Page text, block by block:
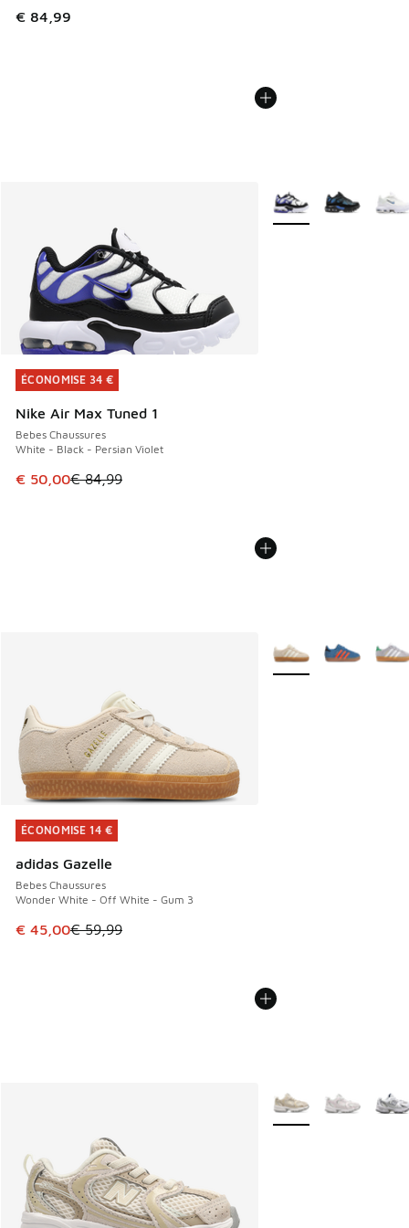
€ 84,99
ÉCONOMISE 34 €
Nike Air Max Tuned 1
Bebes Chaussures
White - Black - Persian Violet
Cet article est en promotion. Prix en baisse de € 84,99 à
€ 50,00€ 84,99
ÉCONOMISE 34 €
Plus de couleurs
ÉCONOMISE 14 €
adidas Gazelle
Bebes Chaussures
Wonder White - Off White - Gum 3
Cet article est en promotion. Prix en baisse de € 59,99 à
€ 45,00€ 59,99
ÉCONOMISE 14 €
Plus de couleurs
Plus de couleurs